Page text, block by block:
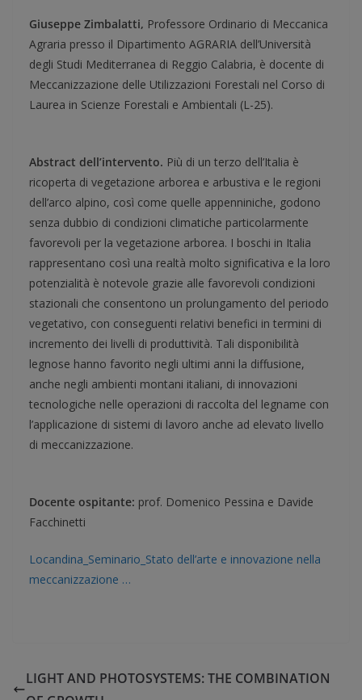
Giuseppe Zimbalatti, Professore Ordinario di Meccanica
Agraria presso il Dipartimento AGRARIA dell’Università
degli Studi Mediterranea di Reggio Calabria, è docente di
Meccanizzazione delle Utilizzazioni Forestali nel Corso di
Laurea in Scienze Forestali e Ambientali (L-25).
Abstract dell’intervento. Più di un terzo dell’Italia è
ricoperta di vegetazione arborea e arbustiva e le regioni
dell’arco alpino, così come quelle appenniniche, godono
senza dubbio di condizioni climatiche particolarmente
favorevoli per la vegetazione arborea. I boschi in Italia
rappresentano così una realtà molto significativa e la loro
potenzialità è notevole grazie alle favorevoli condizioni
stazionali che consentono un prolungamento del periodo
vegetativo, con conseguenti relativi benefici in termini di
incremento dei livelli di produttività. Tali disponibilità
legnose hanno favorito negli ultimi anni la diffusione,
anche negli ambienti montani italiani, di innovazioni
tecnologiche nelle operazioni di raccolta del legname con
l’applicazione di sistemi di lavoro anche ad elevato livello
di meccanizzazione.
Docente ospitante: prof. Domenico Pessina e Davide
Facchinetti
Locandina_Seminario_Stato dell’arte e innovazione nella
meccanizzazione …
LIGHT AND PHOTOSYSTEMS: THE COMBINATION